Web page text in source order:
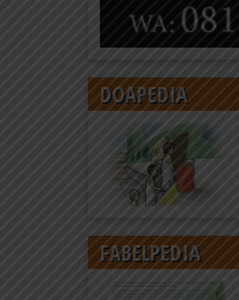
DOAPEDIA
FABELPEDIA